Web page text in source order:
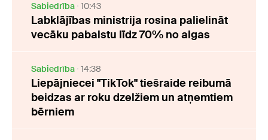
Sabiedrība 10:43
Labklājības ministrija rosina palielināt
vecāku pabalstu līdz 70% no algas
Sabiedrība 14:38
Liepājniecei "TikTok" tiešraide reibumā
beidzas ar roku dzelžiem un atņemtiem
bērniem